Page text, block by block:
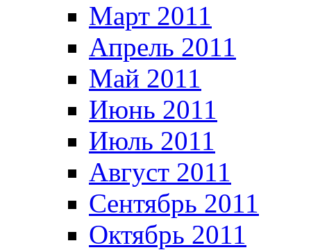
Март 2011
Апрель 2011
Май 2011
Июнь 2011
Июль 2011
Август 2011
Сентябрь 2011
Октябрь 2011